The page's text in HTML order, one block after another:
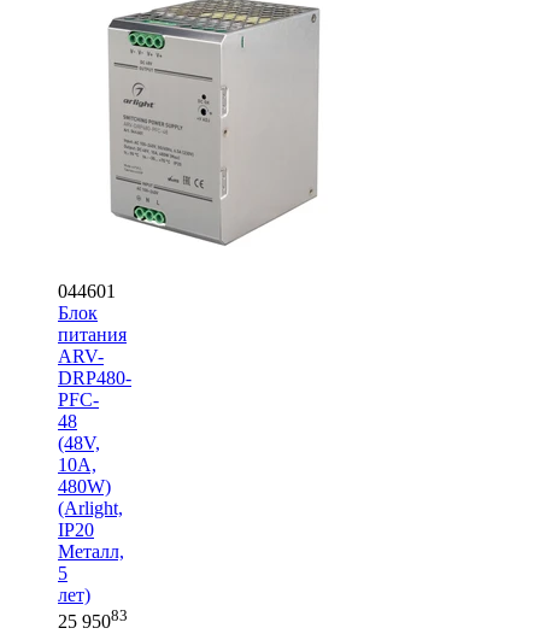
044601
Блок
питания
ARV-
DRP480-
PFC-
48
(48V,
10A,
480W)
(Arlight,
IP20
Металл,
5
лет)
25 95083